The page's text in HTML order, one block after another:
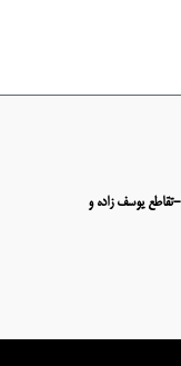
یوسف زاده و